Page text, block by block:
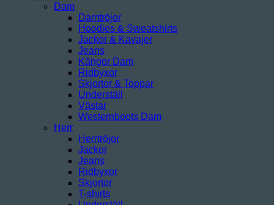
Dam
Damtröjor
Hoodies & Sweatshirts
Jackor & Kavajer
Jeans
Kängor Dam
Ridbyxor
Skjortor & Toppar
Underställ
Västar
Westernboots Dam
Herr
Herrtröjor
Jackor
Jeans
Ridbyxor
Skjortor
T-shirts